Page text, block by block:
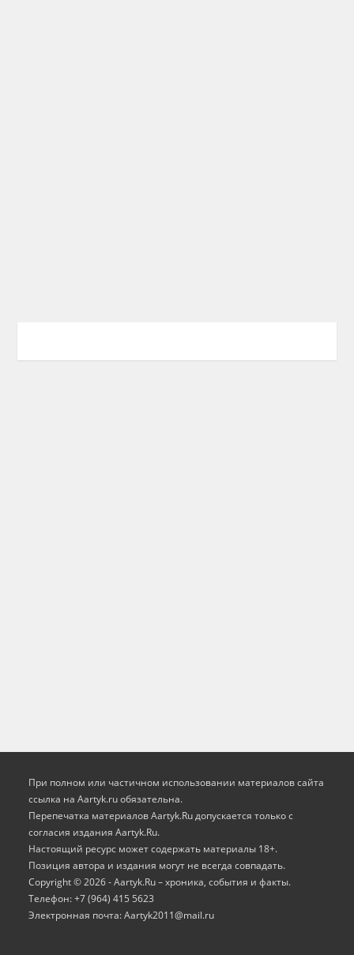
При полном или частичном использовании материалов сайта
ссылка на Aartyk.ru oбязательна.
Перепечатка материалов Aartyk.Ru допускается только с
согласия издания Aartyk.Ru.
Настоящий ресурс может содержать материалы 18+.
Позиция автора и издания могут не всегда совпадать.
Copyright © 2026 - Aartyk.Ru – хроника, события и факты.
Телефон: +7 (964) 415 5623
Электронная почта: Aartyk2011@mail.ru